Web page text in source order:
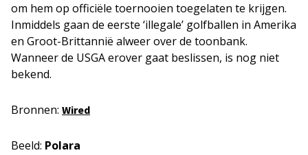
om hem op officiële toernooien toegelaten te krijgen.
Inmiddels gaan de eerste ‘illegale’ golfballen in Amerika
en Groot-Brittannië alweer over de toonbank.
Wanneer de USGA erover gaat beslissen, is nog niet
bekend.
Bronnen: Wired
Beeld: Polara